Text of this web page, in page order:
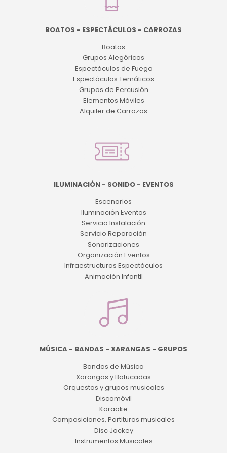
BOATOS - ESPECTÁCULOS - CARROZAS
Boatos
Grupos Alegóricos
Espectáculos de Fuego
Espectáculos Temáticos
Grupos de Percusión
Elementos Móviles
Alquiler de Carrozas
ILUMINACIÓN - SONIDO - EVENTOS
Escenarios
Iluminación Eventos
Servicio Instalación
Servicio Reparación
Sonorizaciones
Organización Eventos
Infraestructuras Espectáculos
Animación Infantil
MÚSICA - BANDAS - XARANGAS - GRUPOS
Bandas de Música
Xarangas y Batucadas
Orquestas y grupos musicales
Discomóvil
Karaoke
Composiciones, Partituras musicales
Disc Jockey
Instrumentos Musicales